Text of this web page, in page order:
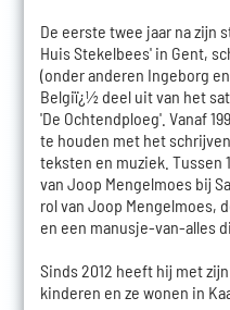
De eerste twee jaar na zijn
Huis Stekelbees' in Gent,
(onder anderen Ingeborg
Belgiï¿½ deel uit van het
'De Ochtendploeg'. Vanaf
te houden met het
teksten en muziek. Tussen
van Joop Mengelmoes bij
rol van Joop Mengelmoes,
en een manusje-van-alles
Sinds 2012 heeft hij met
kinderen en ze wonen in